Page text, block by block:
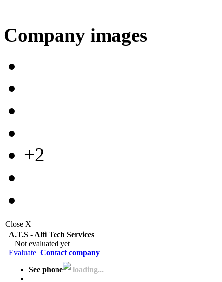
Company images
+2
Close X
A.T.S - Alti Tech Services
Not evaluated yet
Evaluate Contact company
See phone
loading...